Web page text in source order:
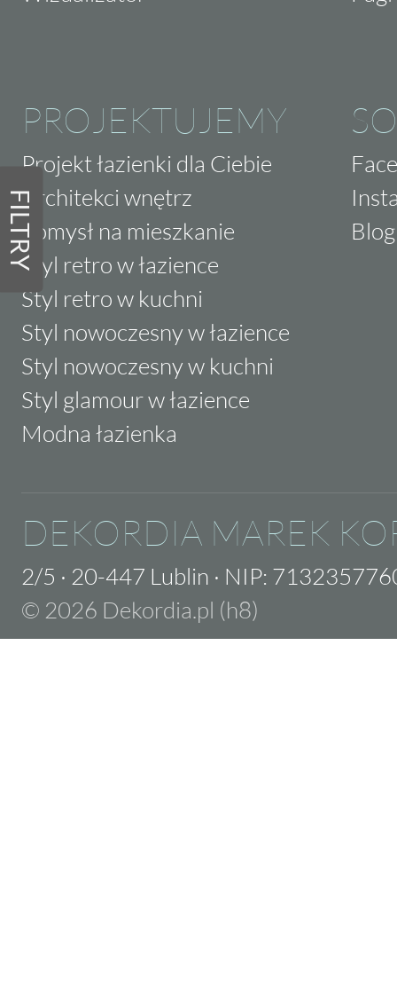
FILTRY
PROJEKTUJEMY
Projekt łazienki dla Ciebie
Architekci wnętrz
Pomysł na mieszkanie
Styl retro w łazience
Styl retro w kuchni
Styl nowoczesny w łazience
Styl nowoczesny w kuchni
Styl glamour w łazience
Modna łazienka
Blog
DEKORDIA MAREK
2/5 · 20-447 Lublin · NIP:
© 2026 Dekordia.pl (h8)